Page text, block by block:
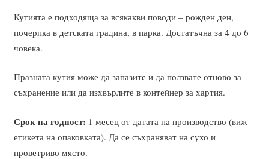
Кутията е подходяща за всякакви поводи – рожден ден,
почерпка в детската градина, в парка. Достатъчна за 4 до 6
човека.
Празната кутия може да запазите и да ползвате отново за
съхранение или да изхвърлите в контейнер за хартия.
Срок на годност: 1 месец от датата на производство (виж
етикета на опаковката). Да се съхраняват на сухо и
проветриво място.